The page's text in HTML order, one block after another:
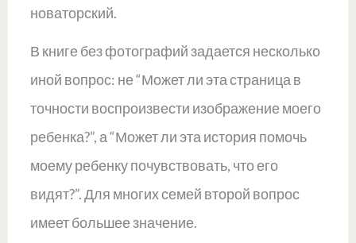
новаторский.
В книге без фотографий задается несколько
иной вопрос: не “Может ли эта страница в
точности воспроизвести изображение моего
ребенка?”, а “Может ли эта история помочь
моему ребенку почувствовать, что его
видят?”. Для многих семей второй вопрос
имеет большее значение.